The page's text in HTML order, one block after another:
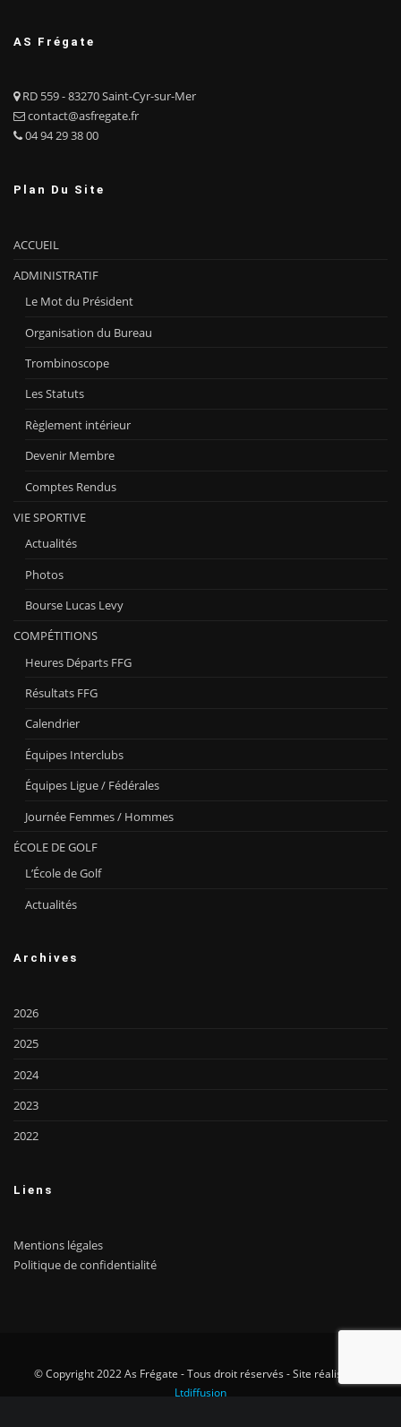
AS Frégate
RD 559 - 83270 Saint-Cyr-sur-Mer
contact@asfregate.fr
04 94 29 38 00
Plan Du Site
ACCUEIL
ADMINISTRATIF
Le Mot du Président
Organisation du Bureau
Trombinoscope
Les Statuts
Règlement intérieur
Devenir Membre
Comptes Rendus
VIE SPORTIVE
Actualités
Photos
Bourse Lucas Levy
COMPÉTITIONS
Heures Départs FFG
Résultats FFG
Calendrier
Équipes Interclubs
Équipes Ligue / Fédérales
Journée Femmes / Hommes
ÉCOLE DE GOLF
L’École de Golf
Actualités
Archives
2026
2025
2024
2023
2022
Liens
Mentions légales
Politique de confidentialité
© Copyright 2022 As Frégate - Tous droit réservés - Site réalisé par
Ltdiffusion